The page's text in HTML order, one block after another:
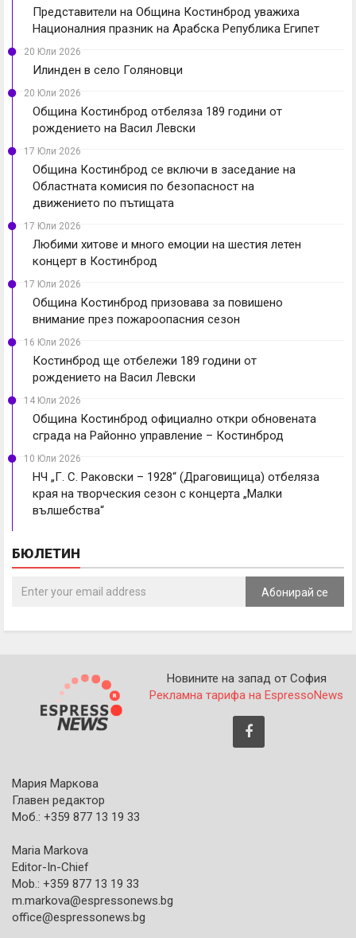
Представители на Община Костинброд уважиха
Националния празник на Арабска Република Египет
20 Юли 2026
Илинден в село Голяновци
20 Юли 2026
Община Костинброд отбеляза 189 години от
рождението на Васил Левски
17 Юли 2026
Община Костинброд се включи в заседание на
Областната комисия по безопасност на
движението по пътищата
17 Юли 2026
Любими хитове и много емоции на шестия летен
концерт в Костинброд
17 Юли 2026
Община Костинброд призовава за повишено
внимание през пожароопасния сезон
16 Юли 2026
Костинброд ще отбележи 189 години от
рождението на Васил Левски
14 Юли 2026
Община Костинброд официално откри обновената
сграда на Районно управление – Костинброд
10 Юли 2026
НЧ „Г. С. Раковски – 1928“ (Драговищица) отбеляза
края на творческия сезон с концерта „Малки
вълшебства“
БЮЛЕТИН
Абонирай се
Новините на запад от София
Рекламна тарифа на EspressoNews
Мария Маркова
Главен редактор
Моб.: +359 877 13 19 33
Maria Markova
Editor-In-Chief
Mob.: +359 877 13 19 33
m.markova@espressonews.bg
office@espressonews.bg